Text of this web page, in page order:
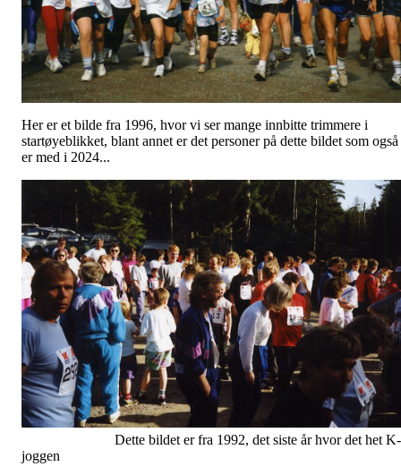
Her er et bilde fra 1996, hvor vi ser mange innbitte trimmere i
startøyeblikket, blant annet er det personer på dette bildet som også
er med i 2024...
Dette bildet er fra 1992, det siste år hvor det het K-
joggen